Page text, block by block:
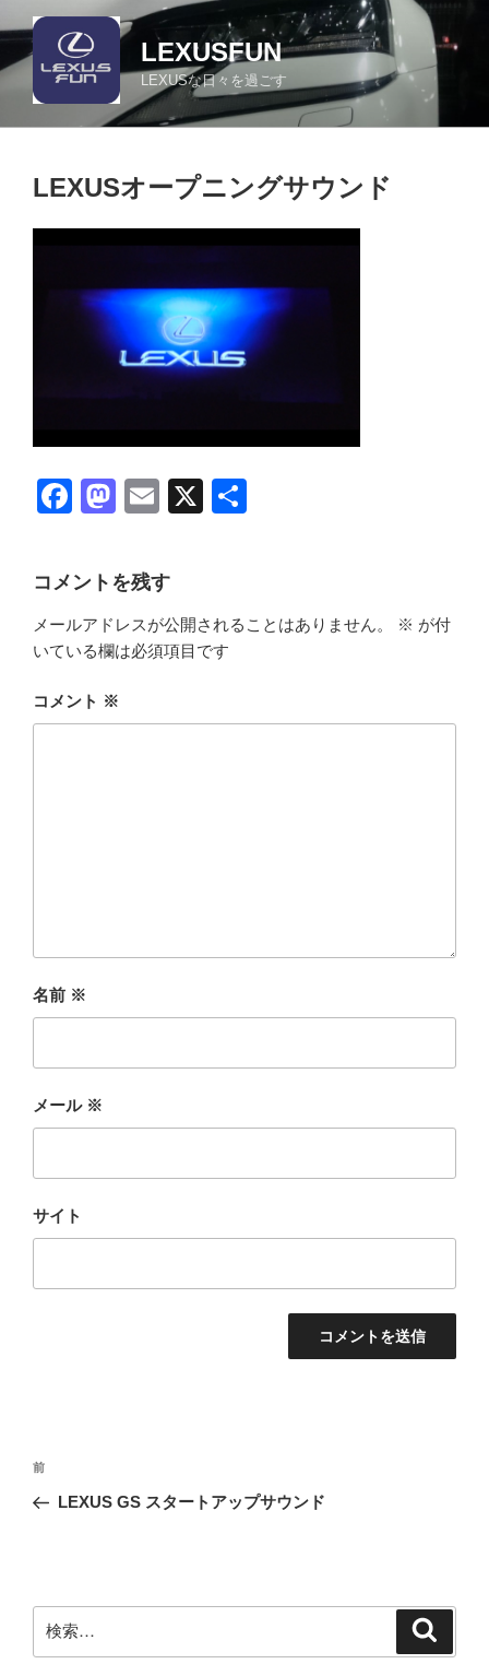
ン
テ
LEXUSFUN
LEXUSな日々を過ごす
LEXUSオープニングサウンド
F
c
e
b
o
o
M
st
o
d
o
n
E
ail
X
コメントを残す
メールアドレスが公開されることはありません。 ※ が付
いている欄は必須項目です
コメント ※
名前 ※
メール ※
サイト
投
ナ
ー
シ
前
の
前
LEXUS GS スタートアップサウンド
索: